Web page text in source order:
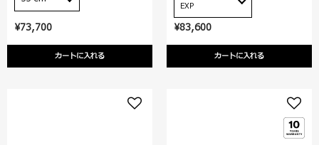
¥73,700
カートに入れる
¥83,600
カートに入れる
EXP